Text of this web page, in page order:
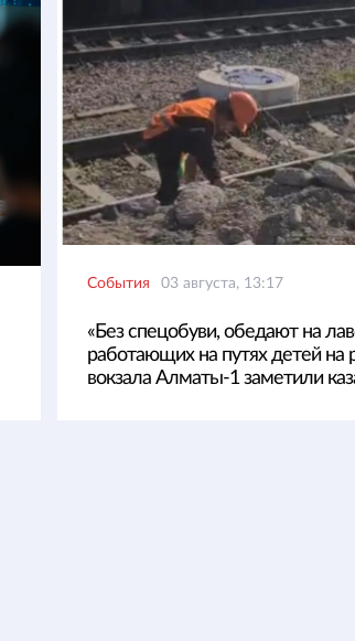
События 03 августа, 13:17
«Без спецобуви, обедают на
работающих на путях детей на
вокзала Алматы-1 заметили